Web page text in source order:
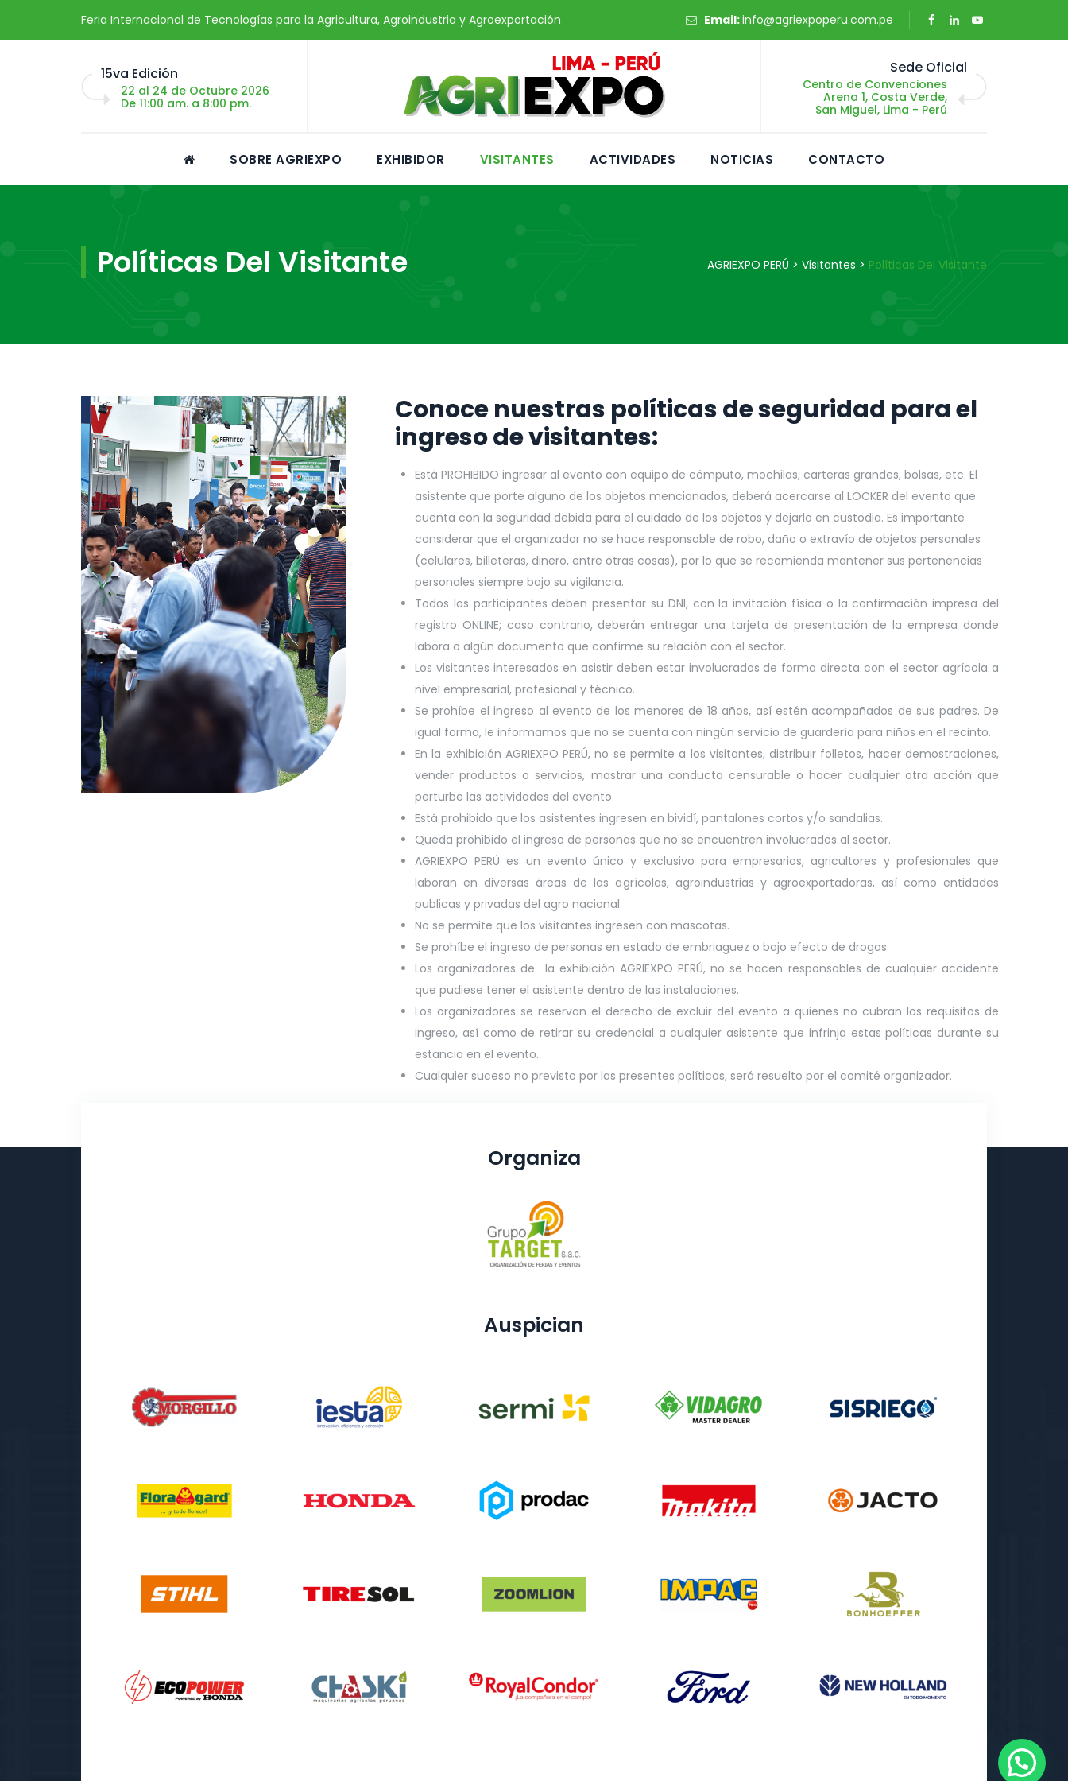
Feria Internacional de Tecnologías para la Agricultura, Agroindustria y Agroexportación Email:info@agriexpoperu.com.pe
15va Edición
22 al 24 de Octubre 2026
De 11:00 am. a 8:00 pm.
Sede Oficial
Centro de Convenciones
Arena 1, Costa Verde,
San Miguel, Lima - Perú
SOBRE AGRIEXPO EXHIBIDOR VISITANTES ACTIVIDADES NOTICIAS CONTACTO
Políticas Del Visitante AGRIEXPO PERÚ > Visitantes > Políticas Del Visitante
Conoce nuestras políticas de seguridad para el
ingreso de visitantes:
Está PROHIBIDO ingresar al evento con equipo de cómputo, mochilas, carteras grandes, bolsas, etc. El
asistente que porte alguno de los objetos mencionados, deberá acercarse al LOCKER del evento que
cuenta con la seguridad debida para el cuidado de los objetos y dejarlo en custodia. Es importante
considerar que el organizador no se hace responsable de robo, daño o extravío de objetos personales
(celulares, billeteras, dinero, entre otras cosas), por lo que se recomienda mantener sus pertenencias
personales siempre bajo su vigilancia.
Todos los participantes deben presentar su DNI, con la invitación física o la confirmación impresa del
registro ONLINE; caso contrario, deberán entregar una tarjeta de presentación de la empresa donde
labora o algún documento que confirme su relación con el sector.
Los visitantes interesados en asistir deben estar involucrados de forma directa con el sector agrícola a
nivel empresarial, profesional y técnico.
Se prohíbe el ingreso al evento de los menores de 18 años, así estén acompañados de sus padres. De
igual forma, le informamos que no se cuenta con ningún servicio de guardería para niños en el recinto.
En la exhibición AGRIEXPO PERÚ, no se permite a los visitantes, distribuir folletos, hacer demostraciones,
vender productos o servicios, mostrar una conducta censurable o hacer cualquier otra acción que
perturbe las actividades del evento.
Está prohibido que los asistentes ingresen en bividí, pantalones cortos y/o sandalias.
Queda prohibido el ingreso de personas que no se encuentren involucrados al sector.
AGRIEXPO PERÚ es un evento único y exclusivo para empresarios, agricultores y profesionales que
laboran en diversas áreas de las agrícolas, agroindustrias y agroexportadoras, así como entidades
publicas y privadas del agro nacional.
No se permite que los visitantes ingresen con mascotas.
Se prohíbe el ingreso de personas en estado de embriaguez o bajo efecto de drogas.
Los organizadores de la exhibición AGRIEXPO PERÚ, no se hacen responsables de cualquier accidente
que pudiese tener el asistente dentro de las instalaciones.
Los organizadores se reservan el derecho de excluir del evento a quienes no cubran los requisitos de
ingreso, así como de retirar su credencial a cualquier asistente que infrinja estas políticas durante su
estancia en el evento.
Cualquier suceso no previsto por las presentes políticas, será resuelto por el comité organizador.
Organiza
Auspician